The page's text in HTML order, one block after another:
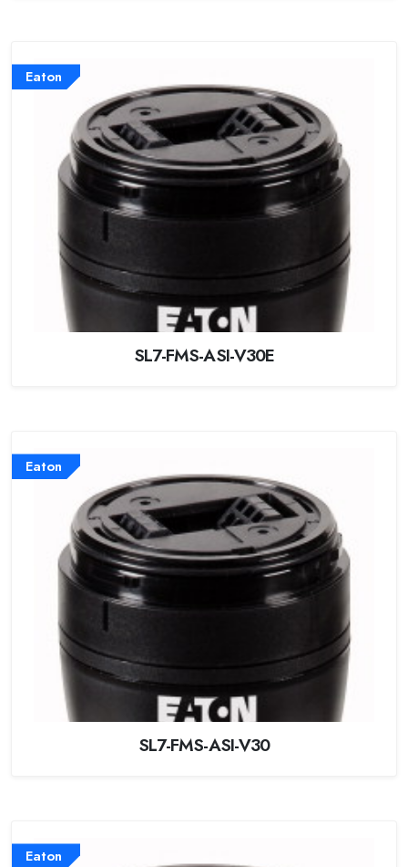
Eaton
SL7-FMS-ASI-V30E
Eaton
SL7-FMS-ASI-V30
Eaton